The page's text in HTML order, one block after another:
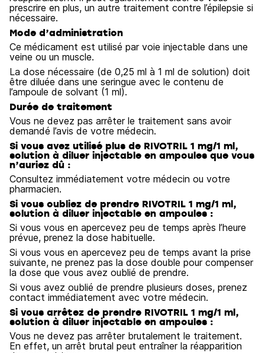
prescrire en plus, un autre traitement contre l’épilepsie si
nécessaire.
Mode d’administration
Ce médicament est utilisé par voie injectable dans une
veine ou un muscle.
La dose nécessaire (de 0,25 ml à 1 ml de solution) doit
être diluée dans une seringue avec le contenu de
l’ampoule de solvant (1 ml).
Durée de traitement
Vous ne devez pas arrêter le traitement sans avoir
demandé l’avis de votre médecin.
Si vous avez utilisé plus de RIVOTRIL 1 mg/1 ml,
solution à diluer injectable en ampoules que vous
n’auriez dû :
Consultez immédiatement votre médecin ou votre
pharmacien.
Si vous oubliez de prendre RIVOTRIL 1 mg/1 ml,
solution à diluer injectable en ampoules :
Si vous vous en apercevez peu de temps après l’heure
prévue, prenez la dose habituelle.
Si vous vous en apercevez peu de temps avant la prise
suivante, ne prenez pas la dose double pour compenser
la dose que vous avez oublié de prendre.
Si vous avez oublié de prendre plusieurs doses, prenez
contact immédiatement avec votre médecin.
Si vous arrêtez de prendre RIVOTRIL 1 mg/1 ml,
solution à diluer injectable en ampoules :
Vous ne devez pas arrêter brutalement le traitement.
En effet, un arrêt brutal peut entraîner la réapparition